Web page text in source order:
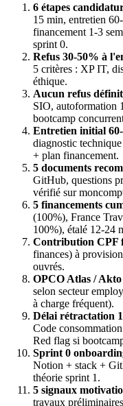
6 étapes
15 min, entretien
financement 1-3
sprint 0.
Refus 30-50% à
5 critères : XP IT,
éthique.
Aucun refus
SIO, autoformation
bootcamp
Entretien initial
diagnostic
+ plan financement.
5 documents
GitHub, questions
vérifié sur
5 financements
(100%), France
100%), étalé 12-24
Contribution CPF
finances) à
ouvrés.
OPCO Atlas /
selon secteur
à charge fréquent).
Délai rétractation
Code
Red flag si
Sprint 0
Notion + stack +
théorie sprint 1.
5 signaux
travaux